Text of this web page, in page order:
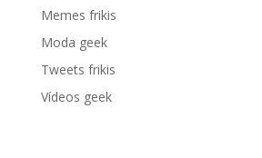
Memes frikis
Moda geek
Tweets frikis
Vídeos geek